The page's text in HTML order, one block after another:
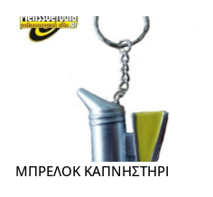
ΜΠΡΕΛΟΚ ΚΑΠΝΗΣΤΗΡΙ